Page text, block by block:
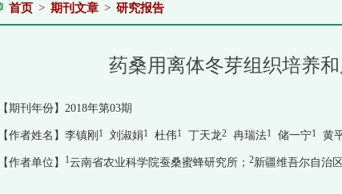
首页 > 期刊文章 > 研究报告
药桑用离体冬芽组织培养
【期刊年份】2018年第03期
【作者姓名】李镇刚 1 刘淑娟1 杜伟1 丁天龙2 冉瑞法1 储一宁1 黄
【作者单位】 1云南省农业科学院蚕桑蜜蜂研究所； 2新疆维吾尔自治